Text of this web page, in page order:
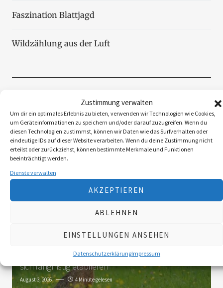
Zustimmung verwalten
Um dir ein optimales Erlebnis zu bieten, verwenden wir Technologien wie Cookies,
um Geräteinformationen zu speichern und/oder darauf zuzugreifen. Wenn du
diesen Technologien zustimmst, können wir Daten wie das Surfverhalten oder
eindeutige IDs auf dieser Website verarbeiten. Wenn du deine Zustimmung nicht
erteilst oder zurückziehst, können bestimmte Merkmale und Funktionen
beeinträchtigt werden.
Dienste verwalten
AKZEPTIEREN
ABLEHNEN
EINSTELLUNGEN ANSEHEN
DatenschutzerklärungImpressum
Faszination Blattjagd
Wildzählung aus der Luft
3K
Mit dem Huntire ins Revier
Myxomatose beim FeldhasenDas Virus wird
sich langfristig etablieren
August 3, 2026 4 Minute gelesen